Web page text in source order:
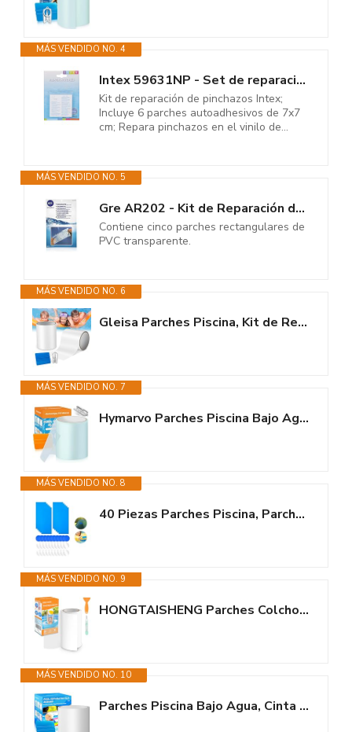
MÁS VENDIDO NO. 4
Intex 59631NP - Set de reparación Parches autoadhesivos, 7 x 7 cm
Kit de reparación de pinchazos Intex;
Incluye 6 parches autoadhesivos de 7x7
cm; Repara pinchazos en el vinilo de...
MÁS VENDIDO NO. 5
Gre AR202 - Kit de Reparación de Liner para Piscina, con Parches Adhesivos...
Contiene cinco parches rectangulares de
PVC transparente.
MÁS VENDIDO NO. 6
Gleisa Parches Piscina, Kit de Reparación de Piscinas Submarina...
MÁS VENDIDO NO. 7
Hymarvo Parches Piscina Bajo Agua,10x150cm Grandes Kit Reparación Piscinas...
MÁS VENDIDO NO. 8
40 Piezas Parches Piscina, Parches Liner Piscina para Camas Hinchables,...
MÁS VENDIDO NO. 9
HONGTAISHENG Parches Colchon Hinchable, 10,8 cm x 200 cm TPU Parches de...
MÁS VENDIDO NO. 10
Parches Piscina Bajo Agua, Cinta Adhesiva para Piscinas 10cm x 150 cm, Kit...